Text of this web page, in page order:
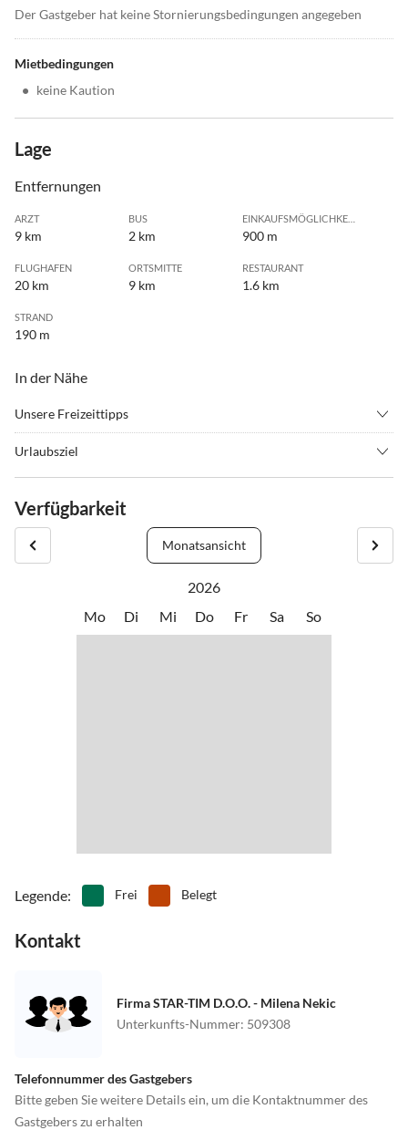
Der Gastgeber hat keine Stornierungsbedingungen angegeben
Mietbedingungen
• keine Kaution
Lage
Entfernungen
ARZT
9 km
BUS
2 km
EINKAUFSMÖGLICHKEIT
900 m
FLUGHAFEN
20 km
ORTSMITTE
9 km
RESTAURANT
1.6 km
STRAND
190 m
In der Nähe
Unsere Freizeittipps
Urlaubsziel
reisen, ist das Anwesen haustierfreundlich, so dass ein Haustier Sie
während Ihres Aufenthalts begleiten kann. Die Gebühr für
Haustiere beträgt 20 € pro Nacht.
Verfügbarkeit
Monatsansicht
2026
Mo
Di Mi Do Fr Sa So
Legende: Frei Belegt
Kontakt
Firma STAR-TIM D.O.O. - Milena Nekic
Unterkunfts-Nummer: 509308
Telefonnummer des Gastgebers
Bitte geben Sie weitere Details ein, um die Kontaktnummer des
Gastgebers zu erhalten